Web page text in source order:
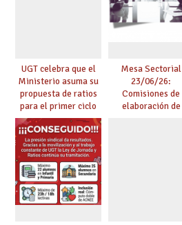
UGT celebra que el
Ministerio asuma su
propuesta de ratios
para el primer ciclo
de Infantil y pide
extender la misma
ambición al resto de
etapas
Mesa Sectorial
23/06/26:
Comisiones de
elaboración de